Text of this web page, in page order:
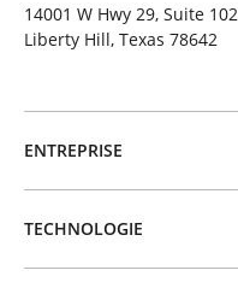
14001 W Hwy 29, Suite 102
Liberty Hill, Texas 78642
ENTREPRISE
TECHNOLOGIE